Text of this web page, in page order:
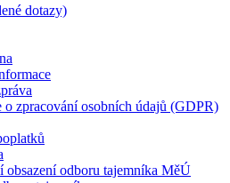
dotazy)
o zpracování osobních údajů (GDPR)
obsazení odboru tajemníka MěÚ